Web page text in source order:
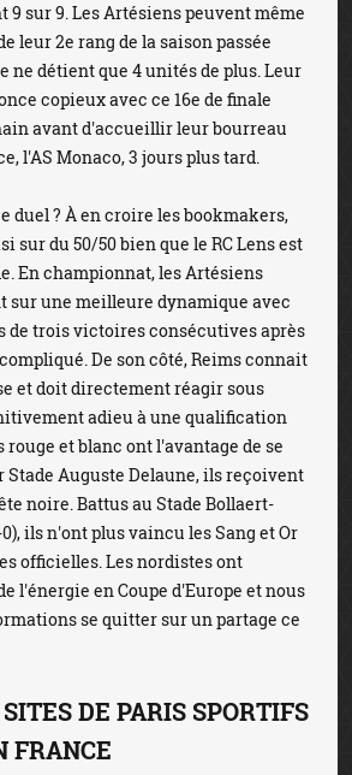
9 sur 9. Les Artésiens peuvent même
leur 2e rang de la saison passée
ne détient que 4 unités de plus. Leur
copieux avec ce 16e de finale
avant d'accueillir leur bourreau
l'AS Monaco, 3 jours plus tard.
duel ? À en croire les bookmakers,
sur du 50/50 bien que le RC Lens est
En championnat, les Artésiens
sur une meilleure dynamique avec
de trois victoires consécutives après
De son côté, Reims connait
et doit directement réagir sous
adieu à une qualification
rouge et blanc ont l'avantage de se
Stade Auguste Delaune, ils reçoivent
noire. Battus au Stade Bollaert-
ils n'ont plus vaincu les Sang et Or
officielles. Les nordistes ont
l'énergie en Coupe d'Europe et nous
se quitter sur un partage ce
DE PARIS SPORTIFS
FRANCE